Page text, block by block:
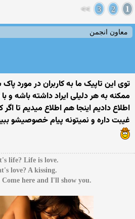
1
2
3
>>
معاون انجمن
توی این تاپیک ما به کاربران در مورد
ممکنه به هر دلیلی ایراد داشته باشه
اطلاع دادیم اینجا هم اطلاع میدیم تا
غیبت داره و نمیتونه پیام خصوصیشو
.What's life? Life is love
.What's love? A kissing
.What's kissing? Come here and I'll show you